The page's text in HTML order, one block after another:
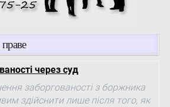
через суд
заборгованості з боржника
здійснити лише після того, як